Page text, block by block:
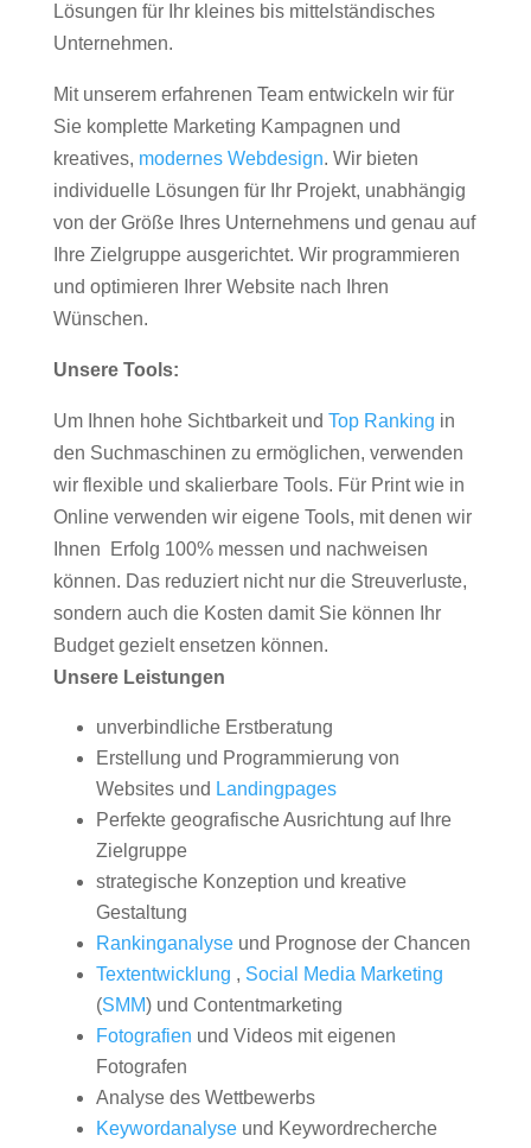
Lösungen für Ihr kleines bis mittelständisches
Unternehmen.
Mit unserem erfahrenen Team entwickeln wir für
Sie komplette Marketing Kampagnen und
kreatives, modernes Webdesign. Wir bieten
individuelle Lösungen für Ihr Projekt, unabhängig
von der Größe Ihres Unternehmens und genau auf
Ihre Zielgruppe ausgerichtet. Wir programmieren
und optimieren Ihrer Website nach Ihren
Wünschen.
Unsere Tools:
Um Ihnen hohe Sichtbarkeit und Top Ranking in
den Suchmaschinen zu ermöglichen, verwenden
wir flexible und skalierbare Tools. Für Print wie in
Online verwenden wir eigene Tools, mit denen wir
Ihnen Erfolg 100% messen und nachweisen
können. Das reduziert nicht nur die Streuverluste,
sondern auch die Kosten damit Sie können Ihr
Budget gezielt ensetzen können.
Unsere Leistungen
unverbindliche Erstberatung
Erstellung und Programmierung von
Websites und Landingpages
Perfekte geografische Ausrichtung auf Ihre
Zielgruppe
strategische Konzeption und kreative
Gestaltung
Rankinganalyseund Prognose der Chancen
Textentwicklung , Social Media Marketing
(SMM) und Contentmarketing
Fotografien und Videos mit eigenen
Fotografen
Analyse des Wettbewerbs
Keywordanalyseund Keywordrecherche